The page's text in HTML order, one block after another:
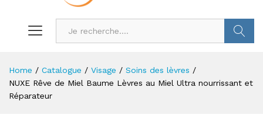
Home / Catalogue / Visage / Soins des lèvres /
NUXE Rêve de Miel Baume Lèvres au Miel Ultra nourrissant et
Réparateur